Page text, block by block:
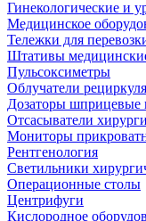
Гинекологические и
Медицинское
Тележки для
Штативы
Пульсоксиметры
Облучатели
Дозаторы шприцевые
Отсасыватели
Мониторы
Рентгенология
Светильники
Операционные столы
Центрифуги
Кислородное